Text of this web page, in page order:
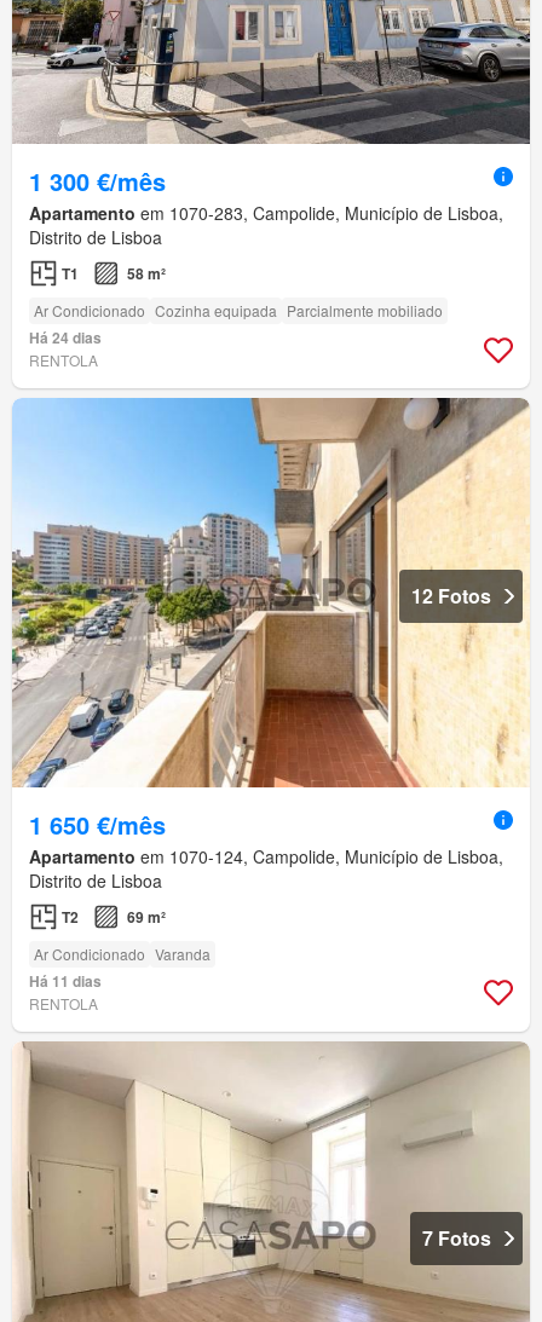
1 300 €/mês
Apartamento em 1070-283, Campolide, Município de Lisboa,
Distrito de Lisboa
T1 58 m²
Ar Condicionado Cozinha equipada Parcialmente mobiliado
Há 24 dias
RENTOLA
12 Fotos
1 650 €/mês
Apartamento em 1070-124, Campolide, Município de Lisboa,
Distrito de Lisboa
T2 69 m²
Ar Condicionado Varanda
Há 11 dias
RENTOLA
7 Fotos